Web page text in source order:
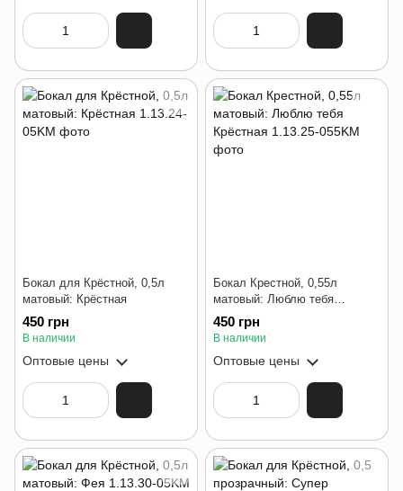
Бокал для Крёстной, 0,5л
матовый: Крёстная
450 грн
В наличии
Оптовые цены
Бокал Крестной, 0,55л
матовый: Люблю тебя
Крёстная
450 грн
В наличии
Оптовые цены